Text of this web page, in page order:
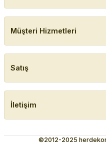
Müşteri Hizmetleri
Satış
İletişim
©2012-2025